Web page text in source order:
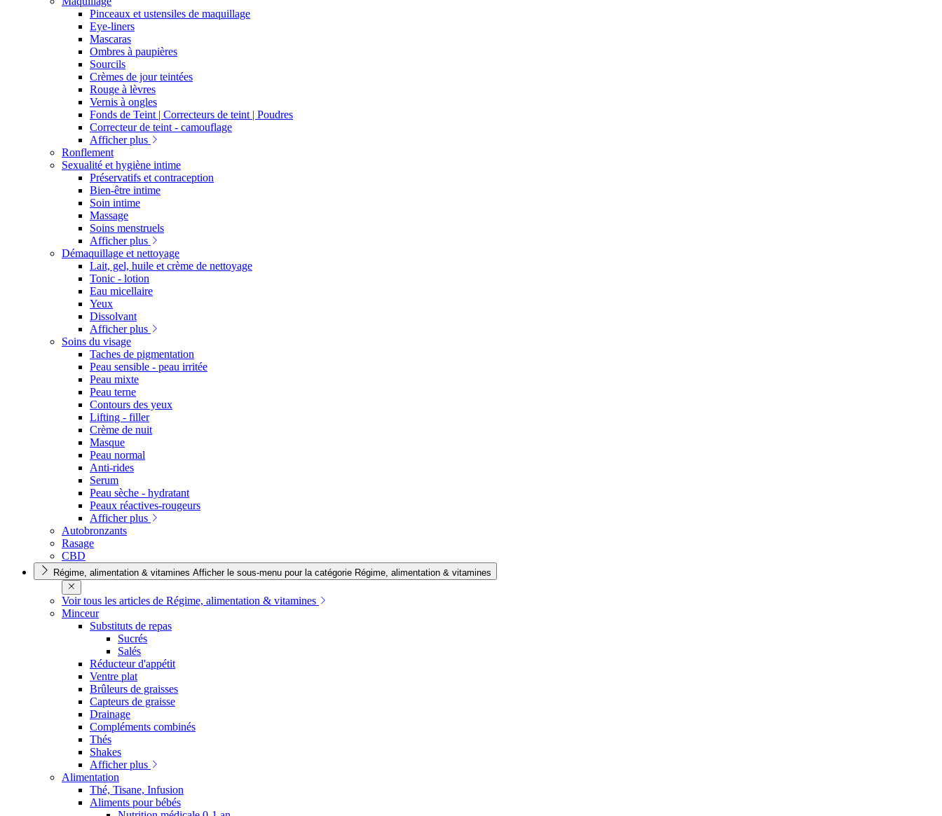
Pinceaux et ustensiles de maquillage
Eye-liners
Mascaras
Ombres à paupières
Sourcils
Crèmes de jour teintées
Rouge à lèvres
Vernis à ongles
Fonds de Teint | Correcteurs de teint | Poudres
Correcteur de teint - camouflage
Afficher plus
Ronflement
Sexualité et hygiène intime
Préservatifs et contraception
Bien-être intime
Soin intime
Massage
Soins menstruels
Afficher plus
Démaquillage et nettoyage
Lait, gel, huile et crème de nettoyage
Tonic - lotion
Eau micellaire
Yeux
Dissolvant
Afficher plus
Soins du visage
Taches de pigmentation
Peau sensible - peau irritée
Peau mixte
Peau terne
Contours des yeux
Lifting - filler
Crème de nuit
Masque
Peau normal
Anti-rides
Serum
Peau sèche - hydratant
Peaux réactives-rougeurs
Afficher plus
Autobronzants
Rasage
CBD
Régime, alimentation & vitamines Afficher le sous-menu pour la catégorie Régime, alimentation & vitamines
Voir tous les articles de Régime, alimentation & vitamines
Minceur
Substituts de repas
Sucrés
Salés
Réducteur d'appétit
Ventre plat
Brûleurs de graisses
Capteurs de graisse
Drainage
Compléments combinés
Thés
Shakes
Afficher plus
Alimentation
Thé, Tisane, Infusion
Aliments pour bébés